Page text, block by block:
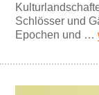
Schlösser und
Epochen und …